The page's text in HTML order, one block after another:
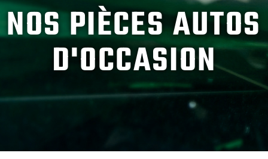
NOS PIÈCES AUTOS
D'OCCASION